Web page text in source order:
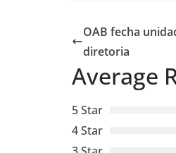
OAB fecha
diretoria
Average
5 Star
4 Star